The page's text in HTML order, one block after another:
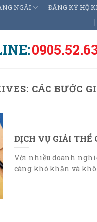
NGÃI ĐĂNG KÝ HỘ
CÁC BƯỚC
DỊCH VỤ GIẢI THỂ
Với nhiều doanh
càng khó khăn và